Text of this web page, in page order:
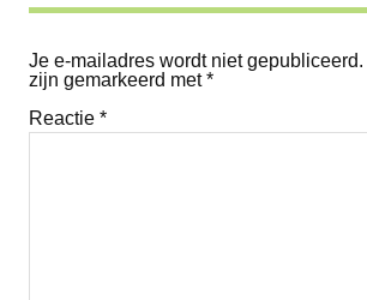
Je e-mailadres wordt niet gepubliceerd.
zijn gemarkeerd met*
Reactie *